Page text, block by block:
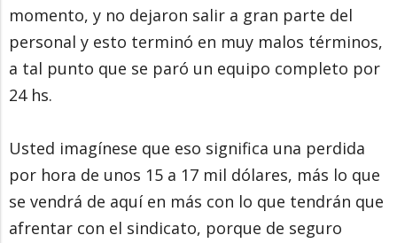
momento, y no dejaron salir a gran parte del
personal y esto terminó en muy malos términos,
a tal punto que se paró un equipo completo por
24 hs.
Usted imagínese que eso significa una perdida
por hora de unos 15 a 17 mil dólares, más lo que
se vendrá de aquí en más con lo que tendrán que
afrentar con el sindicato, porque de seguro